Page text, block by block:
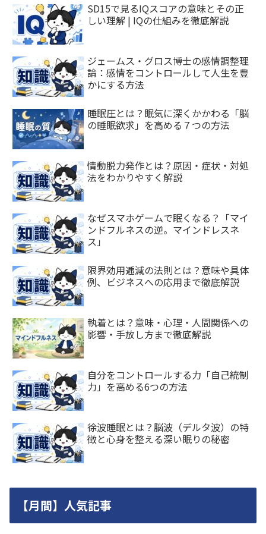
SD15で見るIQスコアの意味とその正
しい理解 | IQの仕組みを徹底解説
ジェームス・グロス博士の感情調整理
論：感情をコントロールして人生を豊
かにする方法
睡眠圧とは？眠気に深くかかわる「脳
の睡眠欲求」を高める７つの方法
情動脱力発作とは？原因・症状・対処
法をわかりやすく解説
なぜスマホゲームで眠くなる？「マイ
ンドフルネスの逆。マインドレスネ
ス」
限界効用逓減の法則とは？意味や具体
例、ビジネスへの応用まで徹底解説
執着とは？意味・心理・人間関係への
影響・手放し方まで徹底解説
自分をコントロールする力「自己統制
力」を高める6つの方法
徐波睡眠とは？脳波（デルタ波）の特
徴と心身を整える深い眠りの秘密
【月間】人気記事